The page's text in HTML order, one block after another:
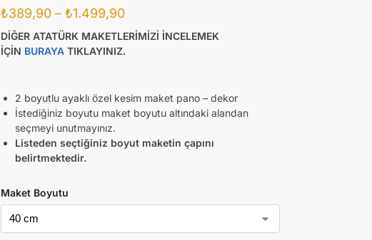
₺389,90 –₺1.499,90
DİĞER ATATÜRK MAKETLERİMİZİ İNCELEMEK
İÇİN BURAYA TIKLAYINIZ.
2 boyutlu ayaklı özel kesim maket pano – dekor
İstediğiniz boyutu maket boyutu altındaki alandan
seçmeyi unutmayınız.
Listeden seçtiğiniz boyut maketin çapını
belirtmektedir.
Maket Boyutu